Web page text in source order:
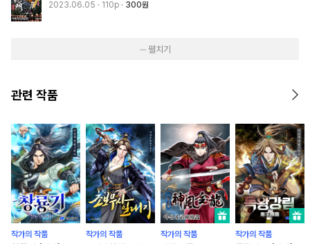
2023.06.05 · 110p 300원
··· 펼치기
관련 작품
작가의 작품 작가의 작품 작가의 작품 작가의 작품